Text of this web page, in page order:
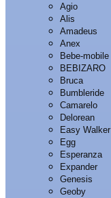
Agio
Alis
Amadeus
Anex
Bebe-mobile
BEBIZARO
Bruca
Bumbleride
Camarelo
Delorean
Easy Walker
Egg
Esperanza
Expander
Genesis
Geoby